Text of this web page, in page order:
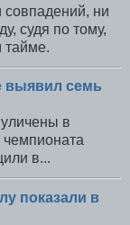
совпадений, ни
судя по тому,
тайме.
выявил семь
в
в...
показали в